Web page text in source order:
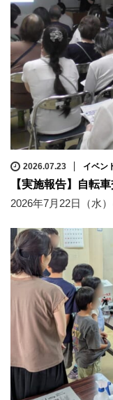
2026.07.23 イベン
【実施報告】自転
2026年7月22日（水